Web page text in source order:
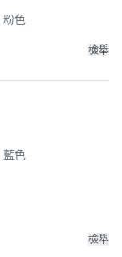
粉色
檢舉
藍色
檢舉